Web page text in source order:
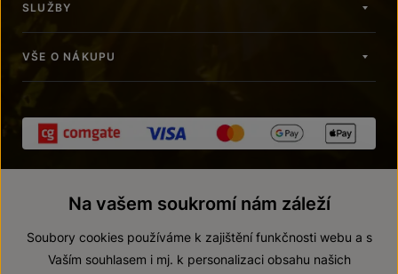
SLUŽBY
VŠE O NÁKUPU
Na vašem soukromí nám záleží
Soubory cookies používáme k zajištění funkčnosti webu a s
Vaším souhlasem i mj. k personalizaci obsahu našich